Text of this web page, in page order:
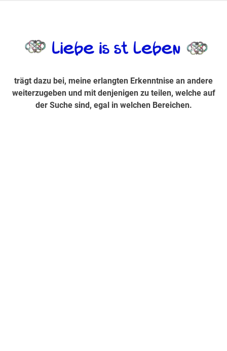
Suche sind, egal in welchen Bereichen.
trägt dazu bei, meine erlangten Erkenntnise an andere
weiterzugeben und mit denjenigen zu teilen, welche auf
der Suche sind, egal in welchen Bereichen.